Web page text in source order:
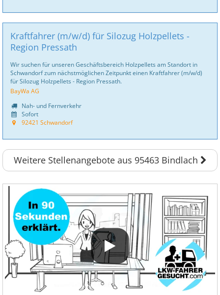
Kraftfahrer (m/w/d) für Silozug Holzpellets -
Region Pressath
Wir suchen für unseren Geschäftsbereich Holzpellets am Standort in
Schwandorf zum nächstmöglichen Zeitpunkt einen Kraftfahrer (m/w/d)
für Silozug Holzpellets - Region Pressath.
BayWa AG
Nah- und Fernverkehr
Sofort
92421 Schwandorf
Weitere Stellenangebote aus 95463 Bindlach